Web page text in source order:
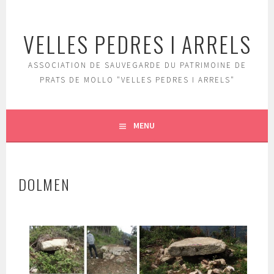
contenu
principal
VELLES PEDRES I ARRELS
ASSOCIATION DE SAUVEGARDE DU PATRIMOINE DE
PRATS DE MOLLO "VELLES PEDRES I ARRELS"
MENU
DOLMEN